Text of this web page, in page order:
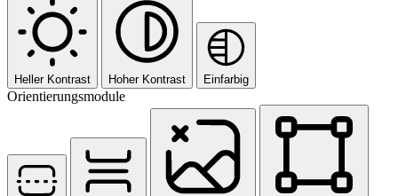
Heller Kontrast Hoher Kontrast Einfarbig
Orientierungsmodule